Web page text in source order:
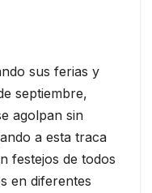
sus ferias y
septiembre,
agolpan sin
a esta traca
festejos de todos
en diferentes